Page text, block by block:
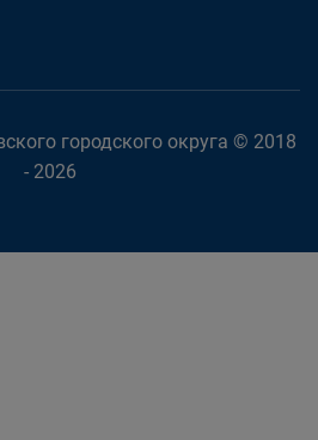
городского округа © 2018
- 2026